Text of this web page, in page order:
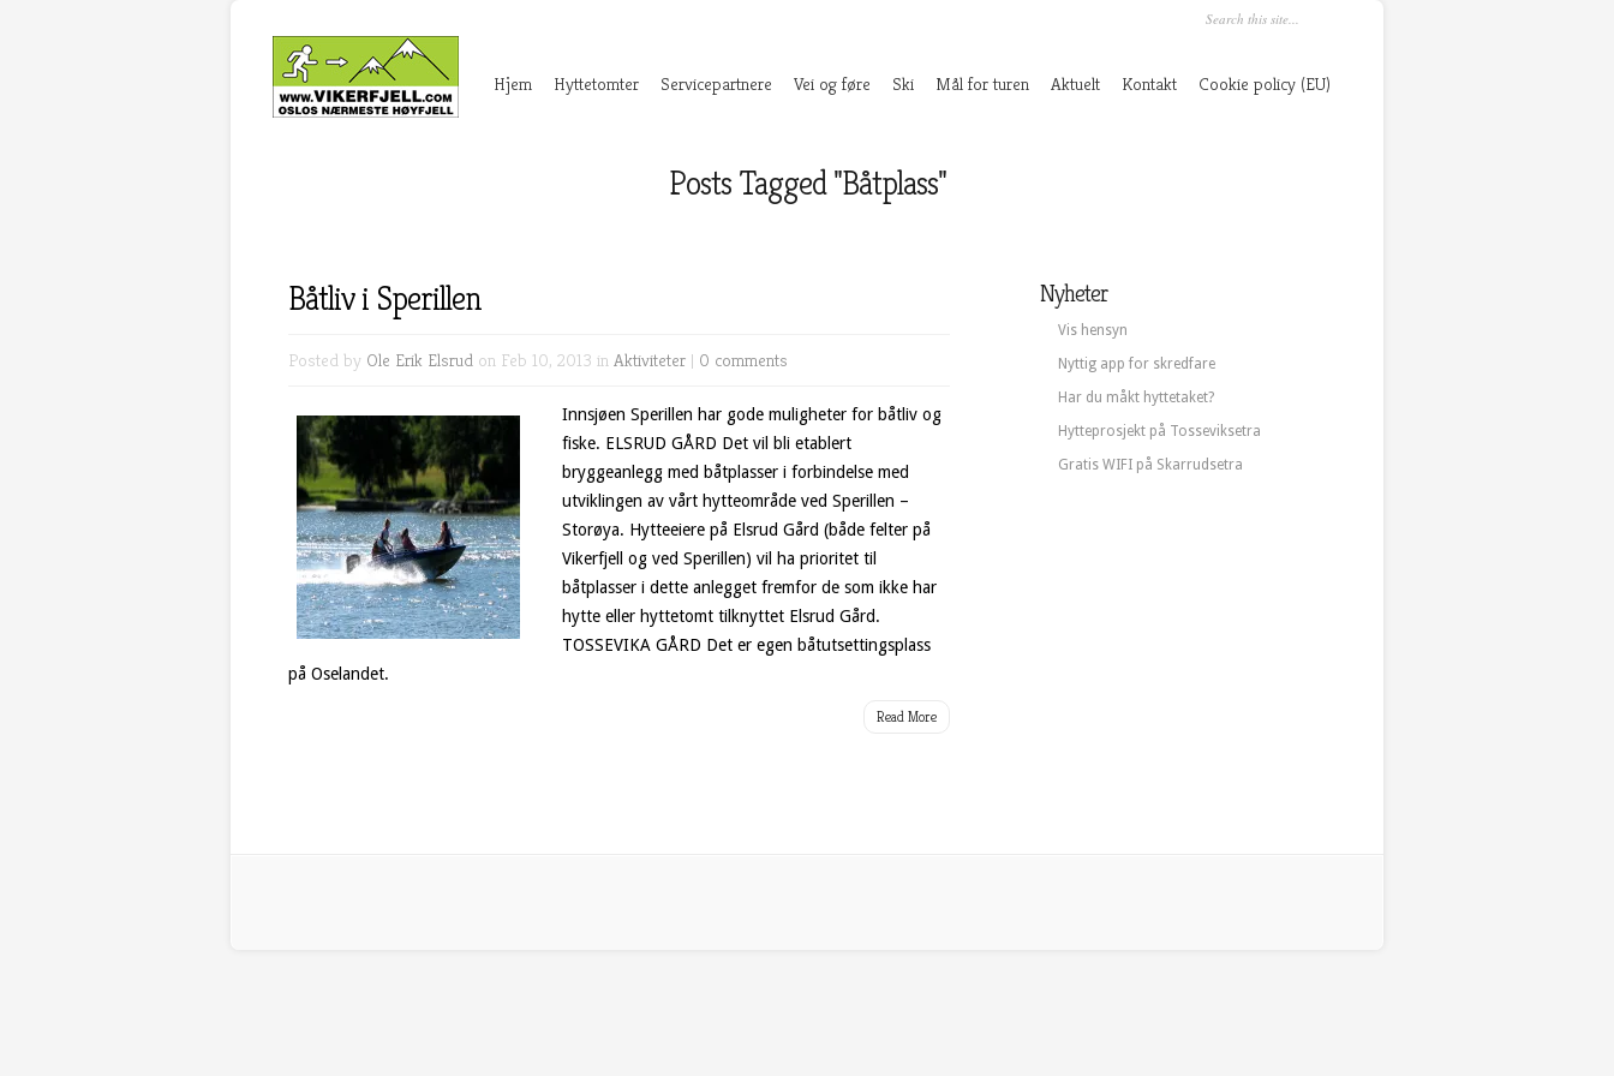
Hjem Hyttetomter Servicepartnere Vei og føre Ski Mål for turen Aktuelt Kontakt Cookie policy (EU)
Posts Tagged "Båtplass"
Båtliv i Sperillen
Posted by Ole Erik Elsrud on Feb 10, 2013 in Aktiviteter | 0 comments
Innsjøen Sperillen har gode muligheter for båtliv og
fiske. ELSRUD GÅRD Det vil bli etablert
bryggeanlegg med båtplasser i forbindelse med
utviklingen av vårt hytteområde ved Sperillen –
Storøya. Hytteeiere på Elsrud Gård (både felter på
Vikerfjell og ved Sperillen) vil ha prioritet til
båtplasser i dette anlegget fremfor de som ikke har
hytte eller hyttetomt tilknyttet Elsrud Gård.
TOSSEVIKA GÅRD Det er egen båtutsettingsplass
på Oselandet.
Read More
Nyheter
Vis hensyn
Nyttig app for skredfare
Har du måkt hyttetaket?
Hytteprosjekt på Tosseviksetra
Gratis WIFI på Skarrudsetra